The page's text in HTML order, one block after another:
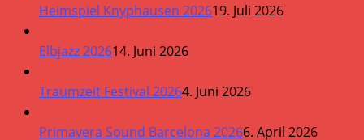
Heimspiel Knyphausen 202619. Juli 2026
Elbjazz 202614. Juni 2026
Traumzeit Festival 20264. Juni 2026
Primavera Sound Barcelona 20266. April 2026